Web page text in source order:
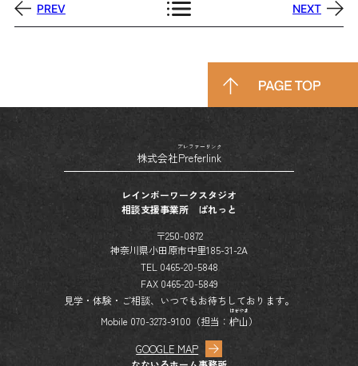
PREV NEXT
株式会社Preferlink
プレファーリンク
レインボーワークスタジオ
相談支援事業所 ぱれっと
〒250-0872
神奈川県小田原市中里185-31-2A
TEL 0465-20-5848
FAX 0465-20-5849
見学・体験・ご相談、いつでもお待ちしております。
Mobile 070-3273-9100（担当： 枦山
はぜやま
）
GOOGLE MAP